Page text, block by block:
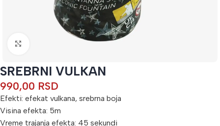
Кликните да бисте увећали
SREBRNI VULKAN
990,00 RSD
Efekti: efekat vulkana, srebrna boja
Visina efekta: 5m
Vreme trajanja efekta: 45 sekundi